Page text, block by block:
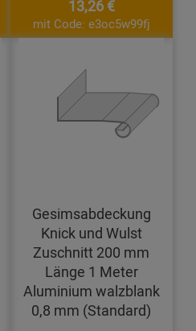
13,26 €
mit Code: e3oc5w99fj
Gesimsabdeckung
Knick und Wulst
Zuschnitt 200 mm
Länge 1 Meter
Aluminium walzblank
0,8 mm (Standard)